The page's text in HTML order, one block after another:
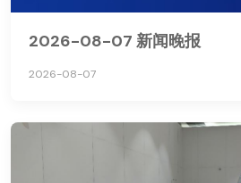
2026-08-07 新闻晚报
2026-08-07